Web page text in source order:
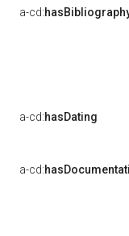
a-cd:
a-cd:hasDating
a-cd: